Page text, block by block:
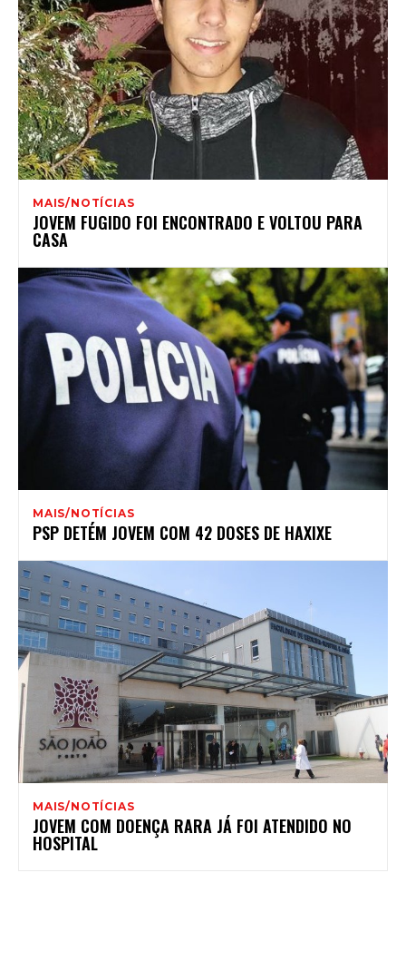
MAIS/NOTÍCIAS
JOVEM FUGIDO FOI ENCONTRADO E VOLTOU PARA
CASA
MAIS/NOTÍCIAS
PSP DETÉM JOVEM COM 42 DOSES DE HAXIXE
MAIS/NOTÍCIAS
JOVEM COM DOENÇA RARA JÁ FOI ATENDIDO NO
HOSPITAL